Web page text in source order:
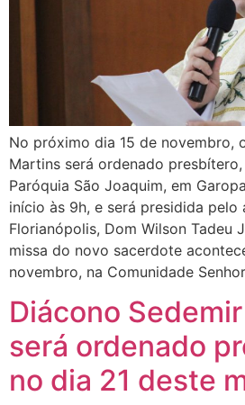
No próximo dia 15 de novembro,
Martins será ordenado
Paróquia São Joaquim, em
início às 9h, e será presidida pelo
Florianópolis, Dom Wilson Tadeu
missa do novo sacerdote
novembro, na Comunidade
Diácono
será ordenado
no dia 21 deste